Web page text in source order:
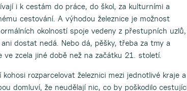
i k cestám do práce, do škol, za kulturními a
cestování. A výhodou železnice je možnost
okolností spoje vedeny z přestupních
dostat nedá. Nebo dá, pěšky, třeba za tmy a
zcela jiné době než na začátku 21. století.
rozparcelovat železnici mezi jednotlivé kraje a
domluví, že neudělají nic, co by poškodilo